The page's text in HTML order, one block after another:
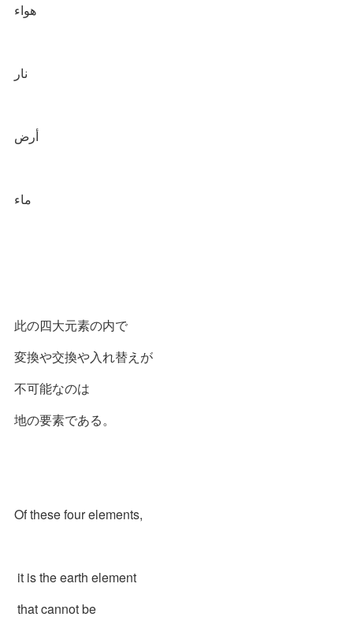
هواء
نار
أرض
ماء
此の四大元素の内で
変換や交換や入れ替えが
不可能なのは
地の要素である。
Of these four elements,
it is the earth element
that cannot be